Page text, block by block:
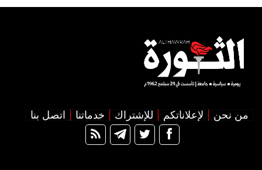
من نحن لإعلاناتكم للإشتراك خدماتنا اتصل بنا